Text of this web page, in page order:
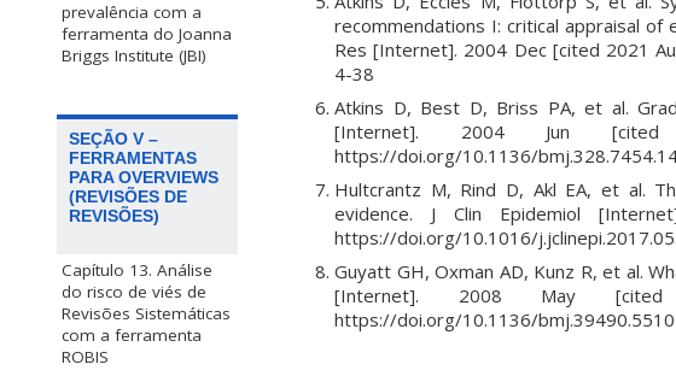
prevalência com a
ferramenta do Joanna
Briggs Institute (JBI)
SEÇÃO V –
FERRAMENTAS
PARA OVERVIEWS
(REVISÕES DE
REVISÕES)
Capítulo 13. Análise
do risco de viés de
Revisões Sistemáticas
com a ferramenta
ROBIS
recommendations I: critical appraisal of
Res [Internet]. 2004 Dec [cited 2021
4-38
Atkins D, Best D, Briss PA, et al.
[Internet]. 2004 Jun [cited
https://doi.org/10.1136/
Hultcrantz M, Rind D, Akl EA, et al.
evidence. J Clin Epidemiol
https://doi.org/10.1016/
Guyatt GH, Oxman AD, Kunz R, et al.
[Internet]. 2008 May [cited
https://doi.org/10.1136/